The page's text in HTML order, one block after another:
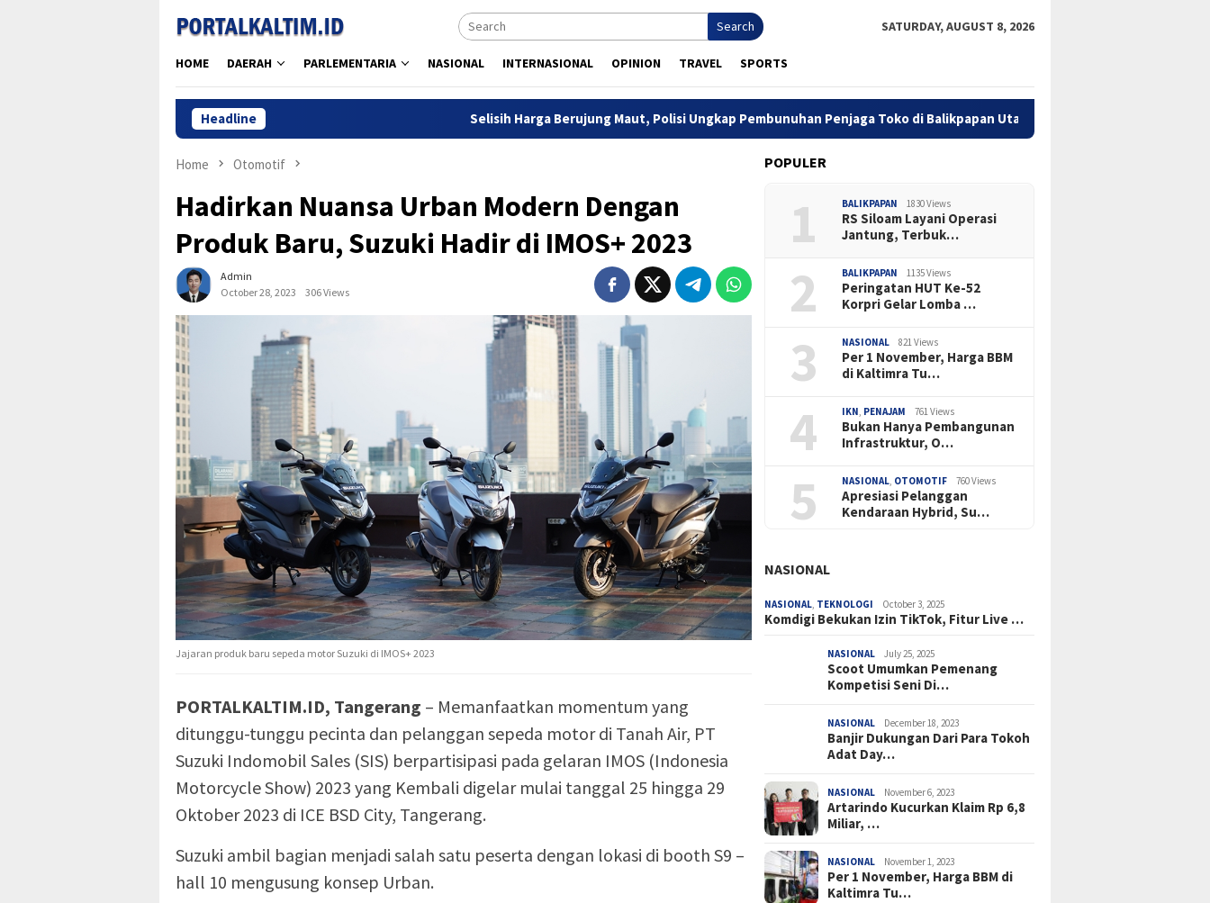
Search SATURDAY, AUGUST 8, 2026
HOME DAERAH PARLEMENTARIA NASIONAL INTERNASIONAL OPINION TRAVEL SPORTS
Headline Selisih Harga Berujung Maut, Polisi Ungkap Pembunuhan Penjaga Toko di Balikpapan Utara Kasus Pengeroyokan Remaja di
Home Otomotif
Hadirkan Nuansa Urban Modern Dengan
Produk Baru, Suzuki Hadir di IMOS+ 2023
Admin
October 28, 2023
306 Views
Jajaran produk baru sepeda motor Suzuki di IMOS+ 2023
PORTALKALTIM.ID, Tangerang – Memanfaatkan momentum yang
ditunggu-tunggu pecinta dan pelanggan sepeda motor di Tanah Air, PT
Suzuki Indomobil Sales (SIS) berpartisipasi pada gelaran IMOS (Indonesia
Motorcycle Show) 2023 yang Kembali digelar mulai tanggal 25 hingga 29
Oktober 2023 di ICE BSD City, Tangerang.
Suzuki ambil bagian menjadi salah satu peserta dengan lokasi di booth S9 –
hall 10 mengusung konsep Urban.
POPULER
1 BALIKPAPAN 1830 Views
RS Siloam Layani Operasi
Jantung, Terbuk…
2 BALIKPAPAN 1135 Views
Peringatan HUT Ke-52
Korpri Gelar Lomba …
3 NASIONAL 821 Views
Per 1 November, Harga BBM
di Kaltimra Tu…
4 IKN, PENAJAM 761 Views
Bukan Hanya Pembangunan
Infrastruktur, O…
5 NASIONAL, OTOMOTIF 760 Views
Apresiasi Pelanggan
Kendaraan Hybrid, Su…
NASIONAL
NASIONAL, TEKNOLOGI October 3, 2025
Komdigi Bekukan Izin TikTok, Fitur Live …
NASIONAL July 25, 2025
Scoot Umumkan Pemenang
Kompetisi Seni Di…
NASIONAL December 18, 2023
Banjir Dukungan Dari Para Tokoh
Adat Day…
NASIONAL November 6, 2023
Artarindo Kucurkan Klaim Rp 6,8
Miliar, …
NASIONAL November 1, 2023
Per 1 November, Harga BBM di
Kaltimra Tu…